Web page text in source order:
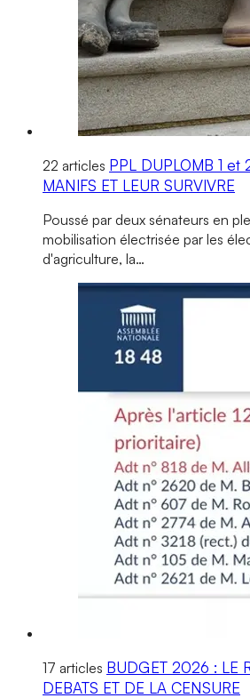
22 articles PPL DUPLOMB 1 et
MANIFS ET LEUR SURVIVRE
Poussé par deux sénateurs en
mobilisation électrisée par les
d'agriculture, la…
17 articles BUDGET 2026 : LE
DEBATS ET DE LA CENSURE